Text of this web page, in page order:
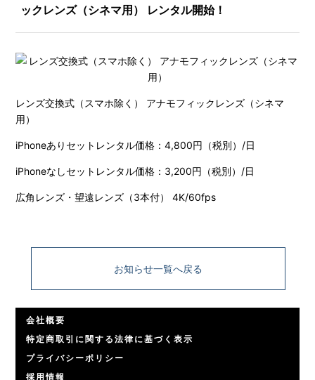
ックレンズ（シネマ用） レンタル開始！
レンズ交換式（スマホ除く） アナモフィックレンズ（シネマ
用）
iPhoneありセットレンタル価格：4,800円（税別）/日
iPhoneなしセットレンタル価格：3,200円（税別）/日
広角レンズ・望遠レンズ（3本付） 4K/60fps
お知らせ一覧へ戻る
会社概要
特定商取引に関する法律に基づく表示
プライバシーポリシー
採用情報